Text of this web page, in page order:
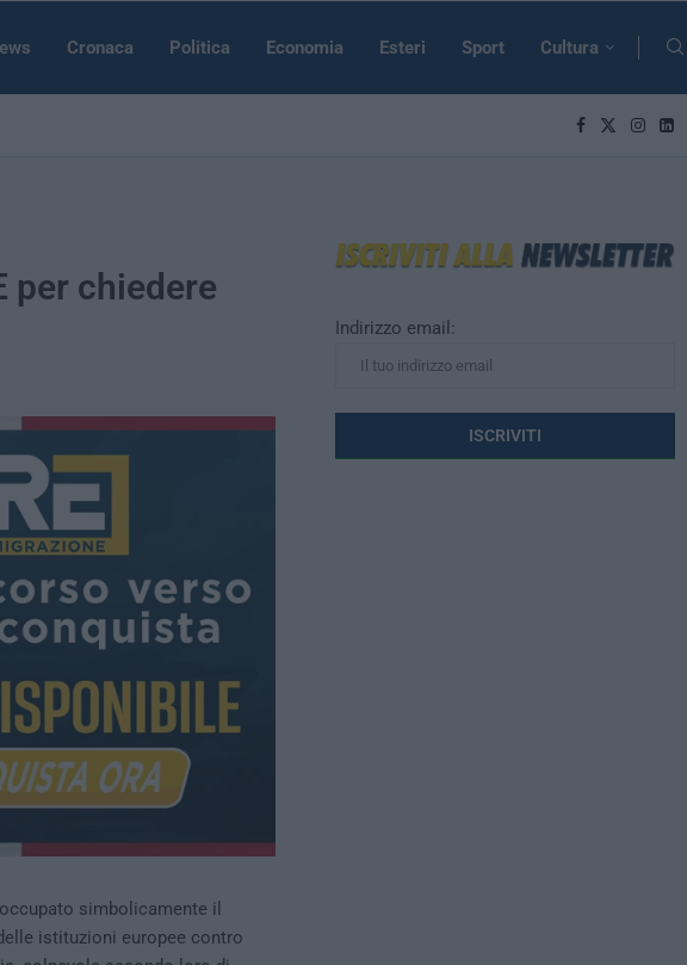
Cronaca Politica Economia Esteri Sport Cultura
per chiedere
simbolicamente il
istituzioni europee contro
Indirizzo email: